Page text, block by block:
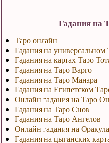
Гадания на
Таро онлайн
Гадания на универсальном
Гадания на картах Таро
Гадания на Таро Варго
Гадания на Таро Манара
Гадания на Египетском
Онлайн гадания на Таро
Гадания на Таро Снов
Гадания на Таро Ангелов
Онлайн гадания на
Гадания на цыганских